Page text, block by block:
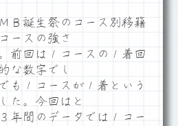
Ｂ誕生祭のコース別移籍
ースの強さ
前回は１コースの１着回
な数字でし
も１コースが１着という
た。今回はと
年間のデータでは１コー